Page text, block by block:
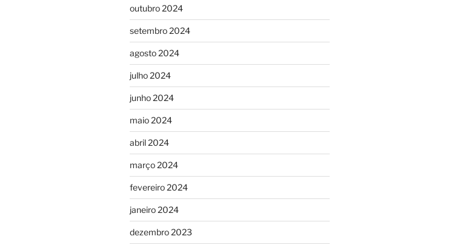
outubro 2024
setembro 2024
agosto 2024
julho 2024
junho 2024
maio 2024
abril 2024
março 2024
fevereiro 2024
janeiro 2024
dezembro 2023